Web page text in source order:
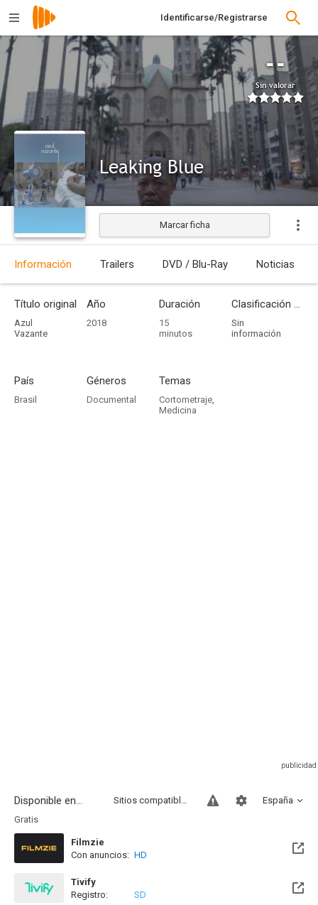
Identificarse/Registrarse
--
Sin valorar
Leaking Blue
Estrenada
Marcar ficha
Información Trailers DVD / Blu-Ray Noticias
Título original
Azul
Vazante
Año
2018
Duración
15
minutos
Clasificación por edades
Sin
información
País
Brasil
Géneros
Documental
Temas
Cortometraje,
Medicina
Disponible en... España
Sitios compatibles
Gratis
Filmzie
Con anuncios: HD
Tivify
Disponible hasta el Mié, 13 May 2076 (Quedan 49 años)
Registro: SD